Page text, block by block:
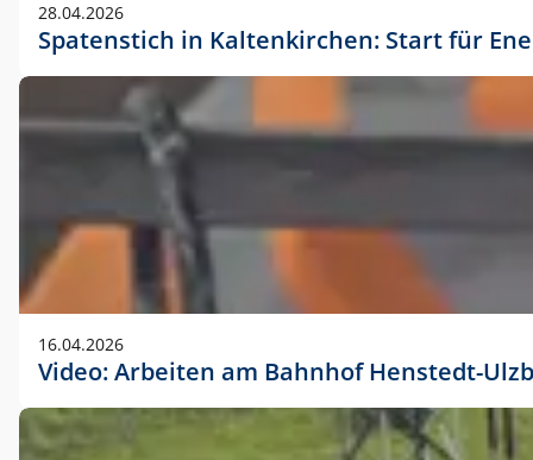
28.04.2026
Spatenstich in Kaltenkirchen: Start für
16.04.2026
Video: Arbeiten am Bahnhof Henstedt-